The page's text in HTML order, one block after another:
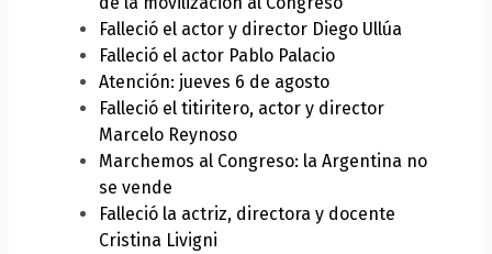
Falleció el actor y director Diego Ullúa
Falleció el actor Pablo Palacio
Atención: jueves 6 de agosto
Falleció el titiritero, actor y director
Marcelo Reynoso
Marchemos al Congreso: la Argentina no
se vende
Falleció la actriz, directora y docente
Cristina Livigni